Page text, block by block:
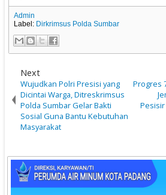
Admin
Label: Dirkrimsus Polda Sumbar
Next
Wujudkan Polri Presisi yang
Dicintai Warga, Ditreskrimsus
Polda Sumbar Gelar Bakti
Sosial Guna Bantu Kebutuhan
Masyarakat
Progres